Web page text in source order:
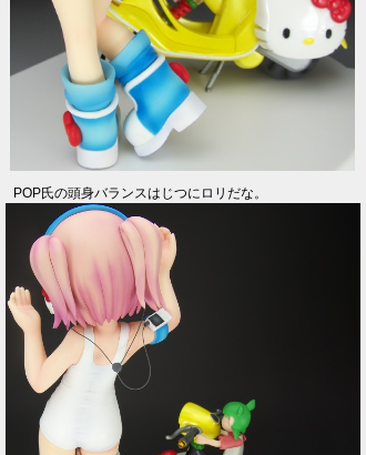
POP氏の頭身バランスはじつにロリだな。